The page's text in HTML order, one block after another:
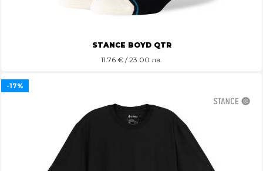
STANCE BOYD QTR
11.76 € / 23.00 лв.
-17%